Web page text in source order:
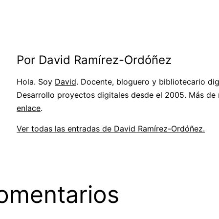
Por David Ramírez-Ordóñez
Hola. Soy David. Docente, bloguero y bibliotecario
Desarrollo proyectos digitales desde el 2005. Más
enlace.
Ver todas las entradas de David Ramírez-Ordóñez.